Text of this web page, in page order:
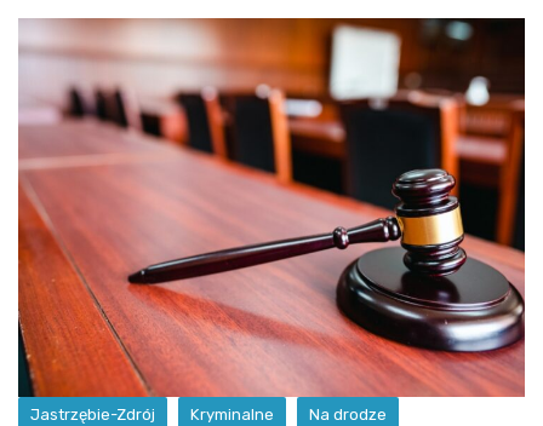
Jastrzębie-Zdrój Kryminalne Na drodze